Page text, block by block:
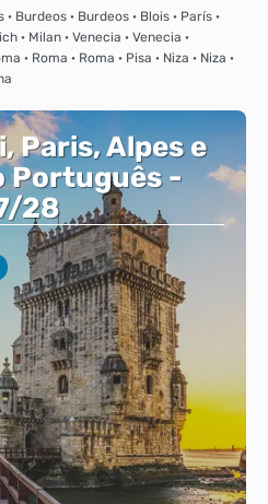
Ver
Burdeos · Burdeos · Blois · París ·
· Milan · Venecia · Venecia ·
· Roma · Roma · Pisa · Niza · Niza ·
Paris, Alpes e
Português -
28